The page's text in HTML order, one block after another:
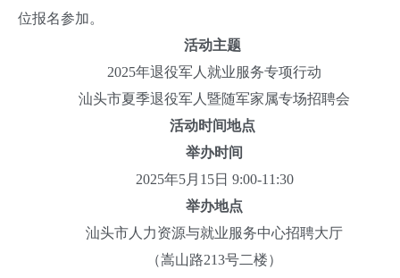
位报名参加。
活动主题
2025年退役军人就业服务专项行动
汕头市夏季退役军人暨随军家属专场招聘会
活动时间地点
举办时间
2025年5月15日 9:00-11:30
举办地点
汕头市人力资源与就业服务中心招聘大厅
（嵩山路213号二楼）